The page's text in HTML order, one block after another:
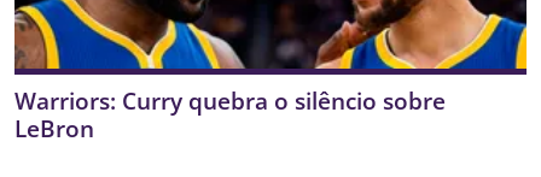
Warriors: Curry quebra o silêncio sobre
LeBron